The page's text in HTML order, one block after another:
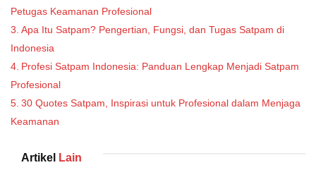
Petugas Keamanan Profesional
Apa Itu Satpam? Pengertian, Fungsi, dan Tugas Satpam di
Indonesia
Profesi Satpam Indonesia: Panduan Lengkap Menjadi Satpam
Profesional
30 Quotes Satpam, Inspirasi untuk Profesional dalam Menjaga
Keamanan
Artikel Lain